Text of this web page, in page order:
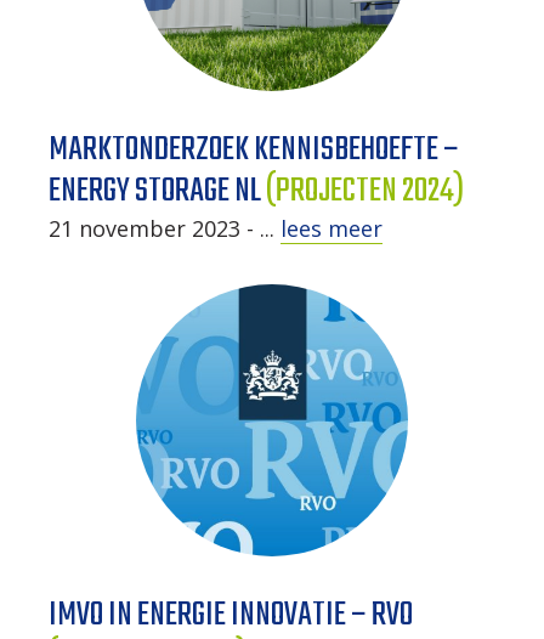
MARKTONDERZOEK KENNISBEHOEFTE –
ENERGY STORAGE NL(PROJECTEN 2024)
21 november 2023 - ... lees meer
IMVO IN ENERGIE INNOVATIE – RVO